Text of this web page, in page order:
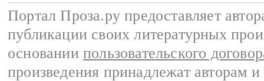
Портал Проза.ру предоставляет
публикации своих литературных
основании пользовательского
произведения принадлежат авторам